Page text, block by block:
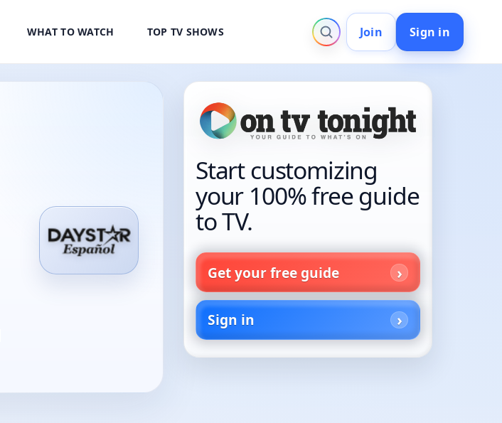
WHAT TO WATCH TOP TV SHOWS Join Sign in
Start customizing
your 100% free guide
to TV.
Get your free guide
Sign in